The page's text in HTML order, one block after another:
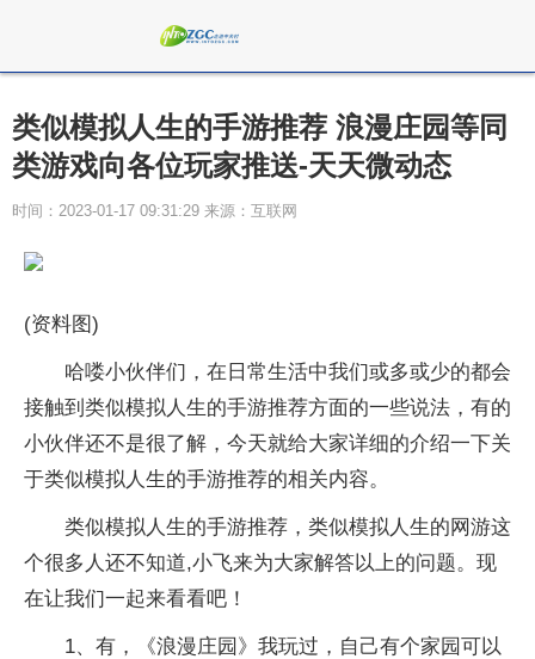
类似模拟人生的手游推荐 浪漫庄园等同
类游戏向各位玩家推送-天天微动态
时间：2023-01-17 09:31:29 来源：互联网
(资料图)
哈喽小伙伴们，在日常生活中我们或多或少的都会
接触到类似模拟人生的手游推荐方面的一些说法，有的
小伙伴还不是很了解，今天就给大家详细的介绍一下关
于类似模拟人生的手游推荐的相关内容。
类似模拟人生的手游推荐，类似模拟人生的网游这
个很多人还不知道,小飞来为大家解答以上的问题。现
在让我们一起来看看吧！
1、有，《浪漫庄园》我玩过，自己有个家园可以